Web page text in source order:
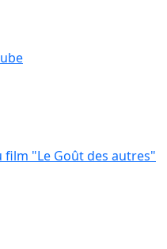
film "Le Goût des autres"